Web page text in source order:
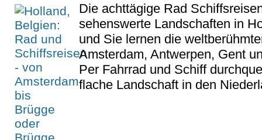
Die achttägige Rad
sehenswerte Landschaften in
und Sie lernen die
Amsterdam, Antwerpen, Gent
Per Fahrrad und Schiff
flache Landschaft in den